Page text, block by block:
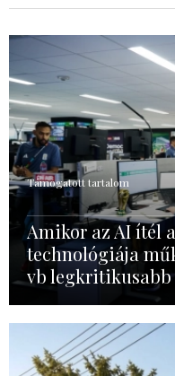
Támogatott tartalom
Amikor az AI ítél
technológiája
vb